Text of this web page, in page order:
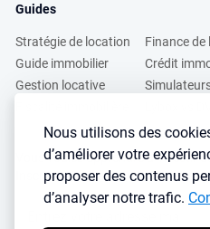
Nous utilisons des
d’améliorer votre
proposer des contenus
d’analyser notre trafic.
Guides
Stratégie de location
Guide immobilier
Gestion locative
Finance de
Crédit
Vous voulez apprendre à investir
Inscrivez vous à notre newsletter